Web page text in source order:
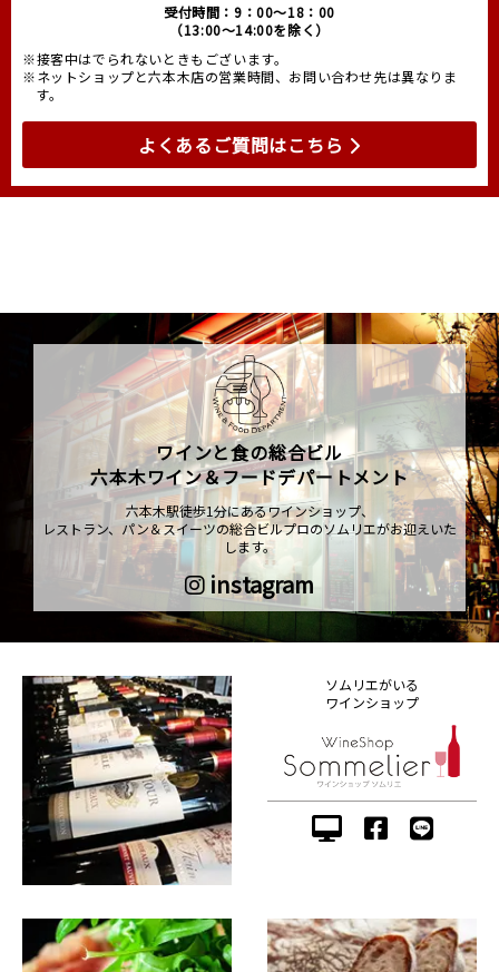
受付時間：9：00～18：00
（13:00～14:00を除く）
※接客中はでられないときもございます。
※ネットショップと六本木店の営業時間、お問い合わせ先は異なりま
す。
よくあるご質問はこちら
ワインと食の総合ビル
六本木ワイン＆フードデパートメント
六本木駅徒歩1分にあるワインショップ、
レストラン、パン＆スイーツの総合ビルプロのソムリエがお迎えいた
します。
instagram
ソムリエがいる
ワインショップ